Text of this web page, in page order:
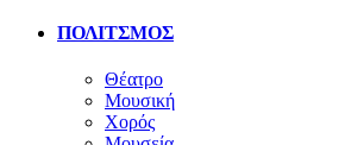
ΠΟΛΙΤΣΜΟΣ
Θέατρο
Μουσική
Χορός